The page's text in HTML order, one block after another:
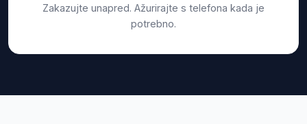
Zakazujte unapred. Ažurirajte s telefona kada je
potrebno.